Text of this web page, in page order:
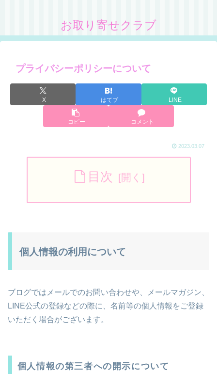
お取り寄せクラブ
プライバシーポリシーについて
X はてブ LINE
コピー コメント
2023.03.07
目次
個人情報の利用について
ブログではメールでのお問い合わせや、メールマガジン、
LINE公式の登録などの際に、名前等の個人情報をご登録
いただく場合がございます。
個人情報の第三者への開示について